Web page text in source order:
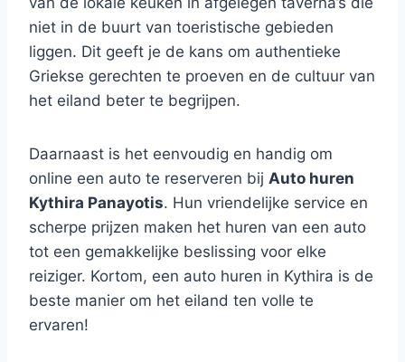
niet in de buurt van toeristische gebieden
liggen. Dit geeft je de kans om authentieke
Griekse gerechten te proeven en de cultuur van
het eiland beter te begrijpen.
Daarnaast is het eenvoudig en handig om
online een auto te reserveren bij Auto huren
Kythira Panayotis. Hun vriendelijke service en
scherpe prijzen maken het huren van een auto
tot een gemakkelijke beslissing voor elke
reiziger. Kortom, een auto huren in Kythira is de
beste manier om het eiland ten volle te
ervaren!